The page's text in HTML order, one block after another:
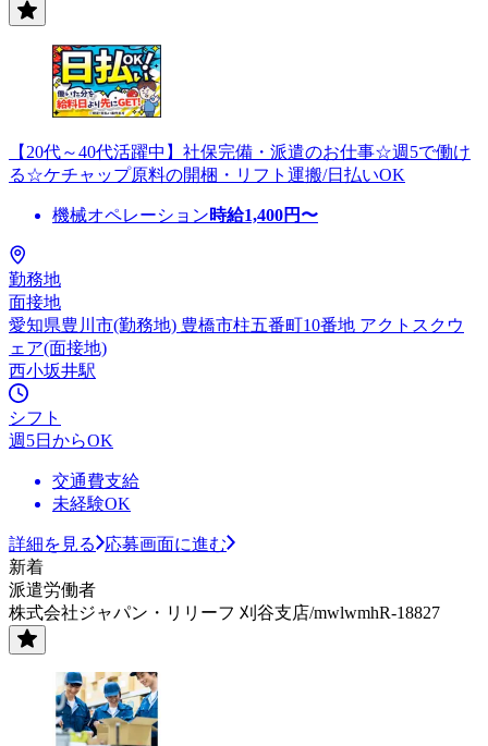
【20代～40代活躍中】社保完備・派遣のお仕事☆週5で働け
る☆ケチャップ原料の開梱・リフト運搬/日払いOK
機械オペレーション時給1,400円〜
勤務地
面接地
愛知県豊川市(勤務地) 豊橋市柱五番町10番地 アクトスクウ
ェア(面接地)
西小坂井駅
シフト
週5日からOK
交通費支給
未経験OK
詳細を見る
応募画面に進む
新着
派遣労働者
株式会社ジャパン・リリーフ 刈谷支店/mwlwmhR-18827